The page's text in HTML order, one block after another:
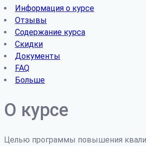
Информация о курсе
Отзывы
Содержание курса
Скидки
Документы
FAQ
Больше
О курсе
Целью программы повышения